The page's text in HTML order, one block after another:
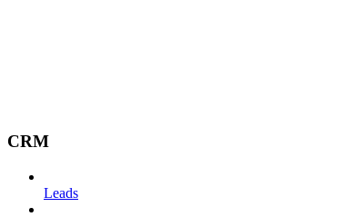
CRM
Leads